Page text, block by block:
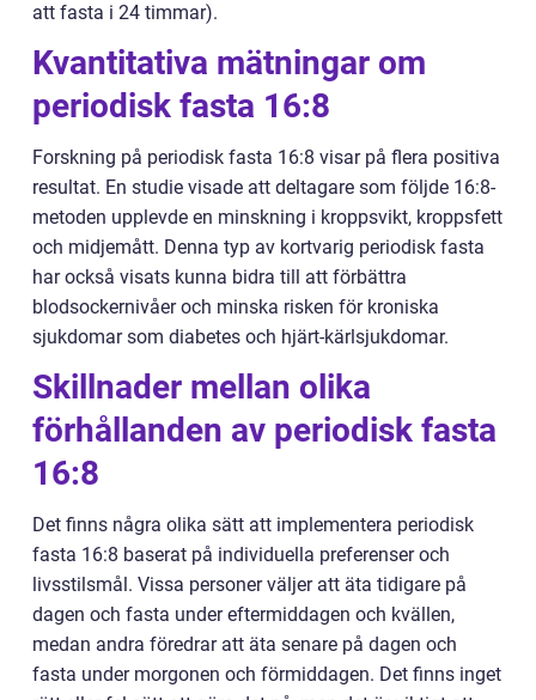
att fasta i 24 timmar).
Kvantitativa mätningar om
periodisk fasta 16:8
Forskning på periodisk fasta 16:8 visar på flera positiva
resultat. En studie visade att deltagare som följde 16:8-
metoden upplevde en minskning i kroppsvikt, kroppsfett
och midjemått. Denna typ av kortvarig periodisk fasta
har också visats kunna bidra till att förbättra
blodsockernivåer och minska risken för kroniska
sjukdomar som diabetes och hjärt-kärlsjukdomar.
Skillnader mellan olika
förhållanden av periodisk fasta
16:8
Det finns några olika sätt att implementera periodisk
fasta 16:8 baserat på individuella preferenser och
livsstilsmål. Vissa personer väljer att äta tidigare på
dagen och fasta under eftermiddagen och kvällen,
medan andra föredrar att äta senare på dagen och
fasta under morgonen och förmiddagen. Det finns inget